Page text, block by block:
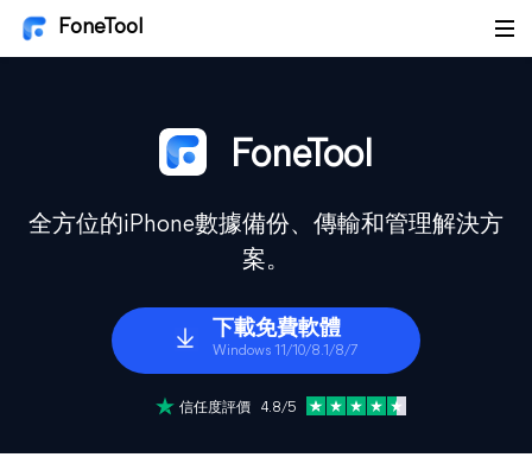
FoneTool
FoneTool
全方位的iPhone數據備份、傳輸和管理解決方
案。
下載免費軟體
Windows 11/10/8.1/8/7
信任度評價 4.8/5